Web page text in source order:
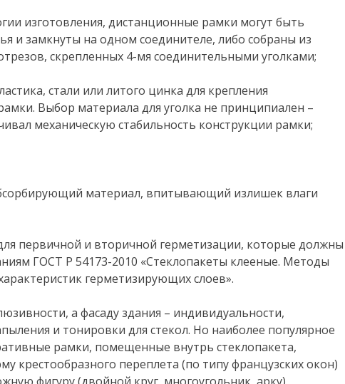
изготовления, дистанционные рамки могут быть
и замкнуты на одном соединителе, либо собраны из
скрепленных 4-мя соединительными уголками;
стали или литого цинка для крепления
Выбор материала для уголка не принципиален –
механическую стабильность конструкции рамки;
материал, впитывающий излишек влаги
первичной и вторичной герметизации, которые должны
ГОСТ Р 54173-2010 «Стеклопакеты клееные. Методы
герметизирующих слоев».
а фасаду здания – индивидуальности,
и тонировки для стекол. Но наиболее популярное
рамки, помещенные внутрь стеклопакета,
крестообразного переплета (по типу французских окон)
фигуру (двойной круг, многоугольник, арку).